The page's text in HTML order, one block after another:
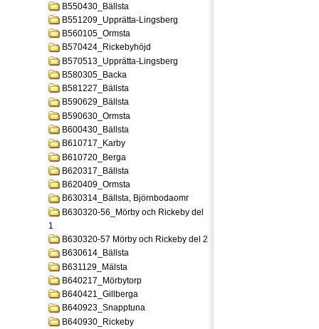
B550430_Bällsta
B551209_Upprätta-Lingsberg
B560105_Ormsta
B570424_Rickebyhöjd
B570513_Upprätta-Lingsberg
B580305_Backa
B581227_Bällsta
B590629_Bällsta
B590630_Ormsta
B600430_Bällsta
B610717_Karby
B610720_Berga
B620317_Bällsta
B620409_Ormsta
B630314_Bällsta, Björnbodaomr
B630320-56_Mörby och Rickeby del
1
B630320-57 Mörby och Rickeby del 2
B630614_Bällsta
B631129_Mälsta
B640217_Mörbytorp
B640421_Gillberga
B640923_Snapptuna
B640930_Rickeby